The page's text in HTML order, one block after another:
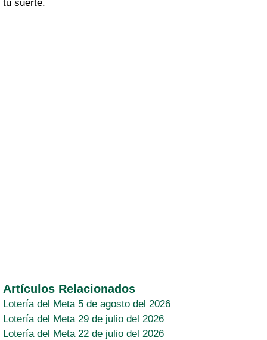
tu suerte.
Artículos Relacionados
Lotería del Meta 5 de agosto del 2026
Lotería del Meta 29 de julio del 2026
Lotería del Meta 22 de julio del 2026